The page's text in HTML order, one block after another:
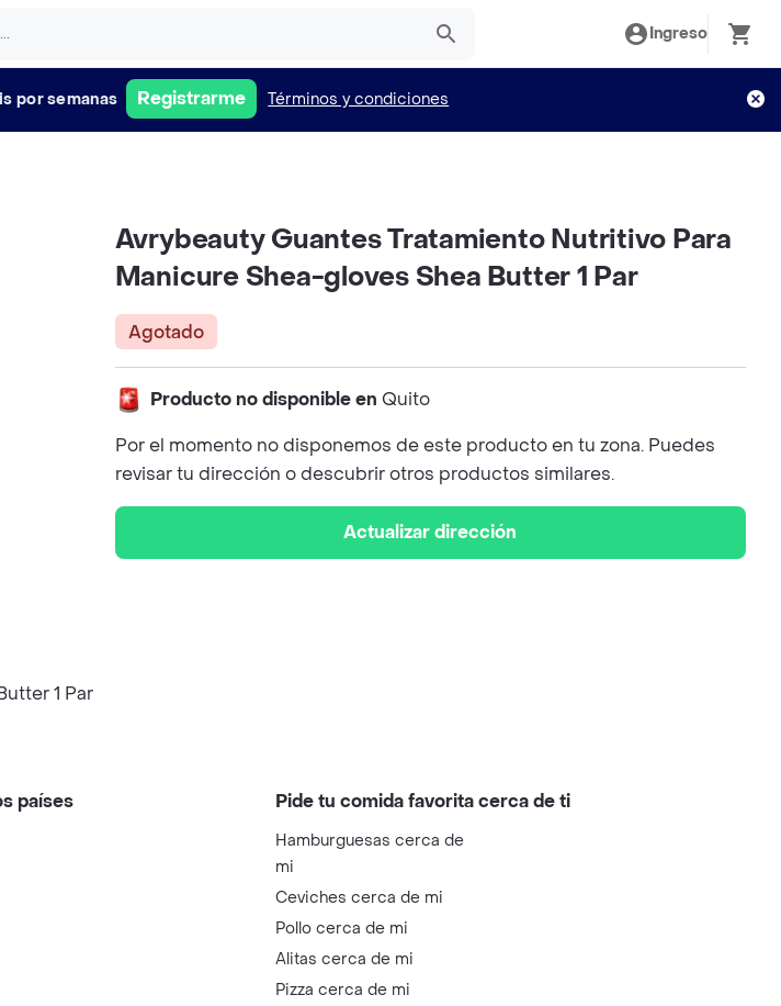
Ingreso
por semanas Registrarme Términos y condiciones
Avrybeauty Guantes Tratamiento Nutritivo Para
Manicure Shea-gloves Shea Butter 1 Par
Agotado
Producto no disponible en Quito
Por el momento no disponemos de este producto en tu zona. Puedes
revisar tu dirección o descubrir otros productos similares.
Actualizar dirección
1 Par
países Pide tu comida favorita cerca de ti
Hamburguesas cerca de
mi
Ceviches cerca de mi
Pollo cerca de mi
Alitas cerca de mi
Pizza cerca de mi